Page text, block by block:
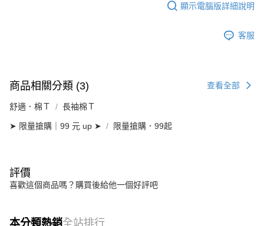
顯示電腦版詳細說明
客服
商品相關分類 (3) 查看全部
舒適．棉Ｔ 長袖棉Ｔ
➤ 限量搶購｜99 元 up ➤ 限量搶購．99起
評價
喜歡這個商品嗎？購買後給他一個好評吧
本分類熱銷全站排行